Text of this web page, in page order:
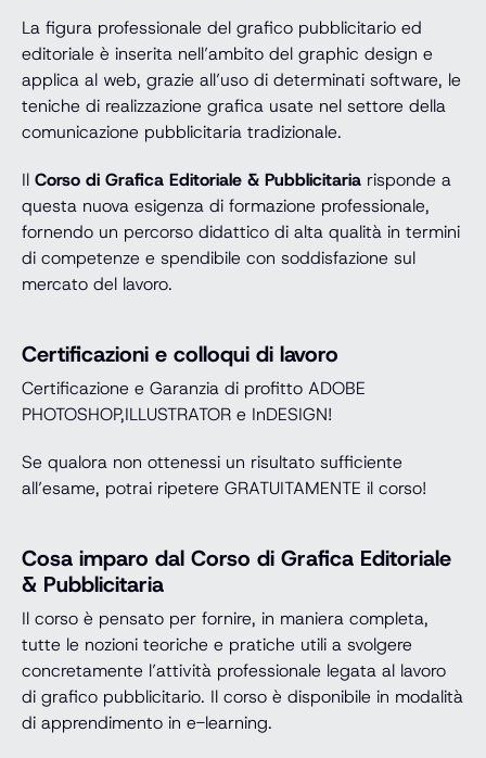
La figura professionale del grafico pubblicitario ed
editoriale è inserita nell’ambito del graphic design e
applica al web, grazie all’uso di determinati software, le
teniche di realizzazione grafica usate nel settore della
comunicazione pubblicitaria tradizionale.
Il Corso di Grafica Editoriale & Pubblicitaria risponde a
questa nuova esigenza di formazione professionale,
fornendo un percorso didattico di alta qualità in termini
di competenze e spendibile con soddisfazione sul
mercato del lavoro.
Certificazioni e colloqui di lavoro
Certificazione e Garanzia di profitto ADOBE
PHOTOSHOP,ILLUSTRATOR e InDESIGN!
Se qualora non ottenessi un risultato sufficiente
all’esame, potrai ripetere GRATUITAMENTE il corso!
Cosa imparo dal Corso di Grafica Editoriale
& Pubblicitaria
Il corso è pensato per fornire, in maniera completa,
tutte le nozioni teoriche e pratiche utili a svolgere
concretamente l’attività professionale legata al lavoro
di grafico pubblicitario. Il corso è disponibile in modalità
di apprendimento in e-learning.